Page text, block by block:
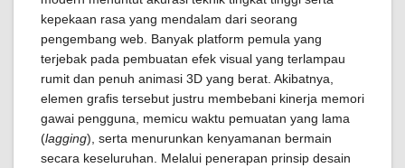
kepekaan rasa yang mendalam dari seorang
pengembang web. Banyak platform pemula yang
terjebak pada pembuatan efek visual yang terlampau
rumit dan penuh animasi 3D yang berat. Akibatnya,
elemen grafis tersebut justru membebani kinerja memori
gawai pengguna, memicu waktu pemuatan yang lama
(lagging), serta menurunkan kenyamanan bermain
secara keseluruhan. Melalui penerapan prinsip desain